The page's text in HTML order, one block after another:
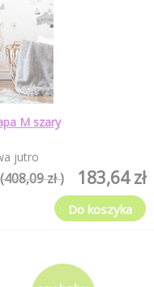
M szary
jutro
183,64 zł
(408,09 zł )
Do koszyka